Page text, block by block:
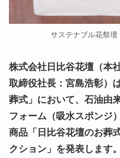
サステナブル花祭壇
株式会社日比谷花壇（本
取締役社長：宮島浩彰）
葬式」において、石油由
フォーム（吸水スポンジ
商品「日比谷花壇のお葬
クション」を発表します